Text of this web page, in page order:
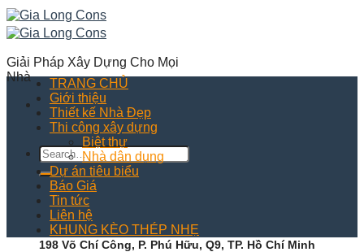
Skip
to
content
Giải Pháp Xây Dựng Cho Mọi
Nhà
198 Võ Chí Công, P. Phú Hữu, Q9, TP. Hồ Chí Minh
TRANG CHỦ
Giới thiệu
Thiết kế Nhà Đẹp
Thi công xây dựng
Biệt thự
Nhà dân dụng
Dự án tiêu biểu
Báo Giá
Tin tức
Liên hệ
KHUNG KÈO THÉP NHẸ